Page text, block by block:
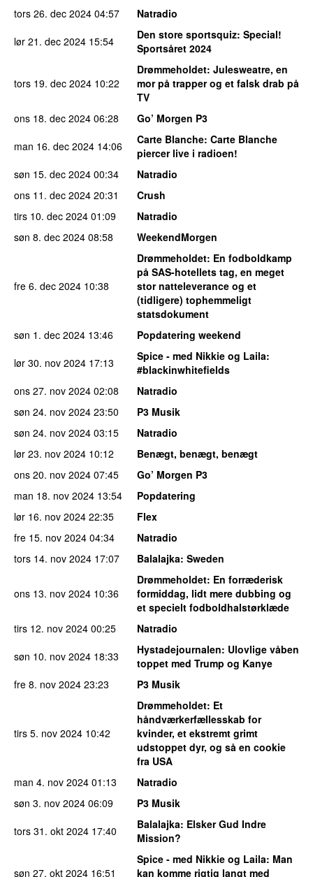
tors 26. dec 2024 04:57
Natradio
lør 21. dec 2024 15:54 Den store sportsquiz: Special!
Sportsåret 2024
tors 19. dec 2024 10:22
Drømmeholdet: Julesweatre, en
mor på trapper og et falsk drab på
TV
ons 18. dec 2024 06:28
Go’ Morgen P3
man 16. dec 2024 14:06 Carte Blanche: Carte Blanche
piercer live i radioen!
søn 15. dec 2024 00:34
Natradio
ons 11. dec 2024 20:31
Crush
tirs 10. dec 2024 01:09
Natradio
søn 8. dec 2024 08:58 WeekendMorgen
fre 6. dec 2024 10:38
Drømmeholdet: En fodboldkamp
på SAS-hotellets tag, en meget
stor natteleverance og et
(tidligere) tophemmeligt
statsdokument
søn 1. dec 2024 13:46
Popdatering weekend
lør 30. nov 2024 17:13 Spice - med Nikkie og Laila:
#blackinwhitefields
ons 27. nov 2024 02:08
Natradio
søn 24. nov 2024 23:50
P3 Musik
søn 24. nov 2024 03:15
Natradio
lør 23. nov 2024 10:12
Benægt, benægt, benægt
ons 20. nov 2024 07:45
Go’ Morgen P3
man 18. nov 2024 13:54
Popdatering
lør 16. nov 2024 22:35
Flex
fre 15. nov 2024 04:34
Natradio
tors 14. nov 2024 17:07 Balalajka: Sweden
ons 13. nov 2024 10:36
Drømmeholdet: En forræderisk
formiddag, lidt mere dubbing og
et specielt fodboldhalstørklæde
tirs 12. nov 2024 00:25
Natradio
søn 10. nov 2024 18:33 Hystadejournalen: Ulovlige våben
toppet med Trump og Kanye
fre 8. nov 2024 23:23 P3 Musik
tirs 5. nov 2024 10:42
Drømmeholdet: Et
håndværkerfællesskab for
kvinder, et ekstremt grimt
udstoppet dyr, og så en cookie
fra USA
man 4. nov 2024 01:13
Natradio
søn 3. nov 2024 06:09
P3 Musik
tors 31. okt 2024 17:40 Balalajka: Elsker Gud Indre
Mission?
søn 27. okt 2024 16:51
Spice - med Nikkie og Laila: Man
kan komme rigtig langt med